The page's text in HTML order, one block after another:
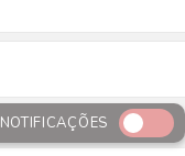
NOTIFICAÇÕES